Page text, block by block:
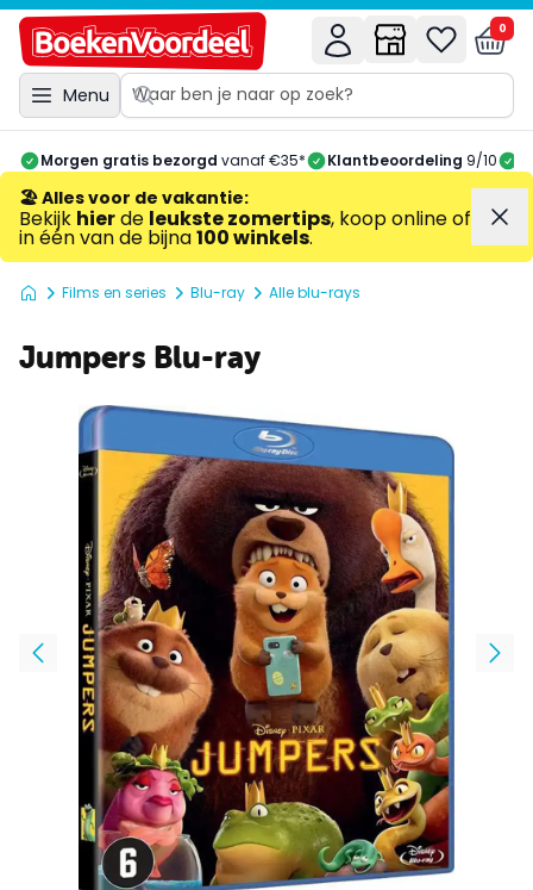
Menu
0
Morgen gratis bezorgd vanaf €35* Klantbeoordeling 9/10
🏖️ Alles voor de vakantie:
Bekijk hierde leukste zomertips, koop online of
in één van de bijna100 winkels.
Films en series Blu-ray Alle blu-rays
Jumpers Blu-ray